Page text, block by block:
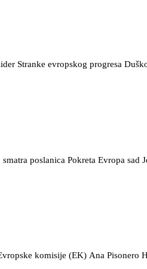
Stranke evropskog progresa
poslanica Pokreta Evropa sad
komisije (EK) Ana Pisonero